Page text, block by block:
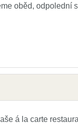
oběd, odpolední
á la carte